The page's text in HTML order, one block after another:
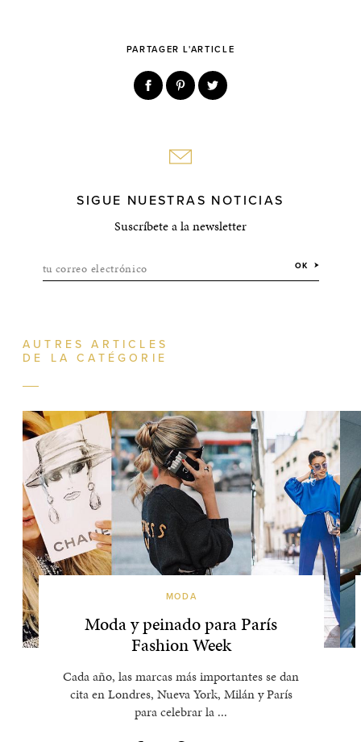
PARTAGER L'ARTICLE
SIGUE NUESTRAS NOTICIAS
Suscríbete a la newsletter
tu correo electrónico OK
AUTRES ARTICLES
DE LA CATÉGORIE
MODA
Moda y peinado para París
Fashion Week
Cada año, las marcas más importantes se dan
cita en Londres, Nueva York, Milán y París
para celebrar la ...